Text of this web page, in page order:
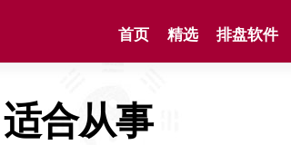
首页 精选 排盘软件
合从事